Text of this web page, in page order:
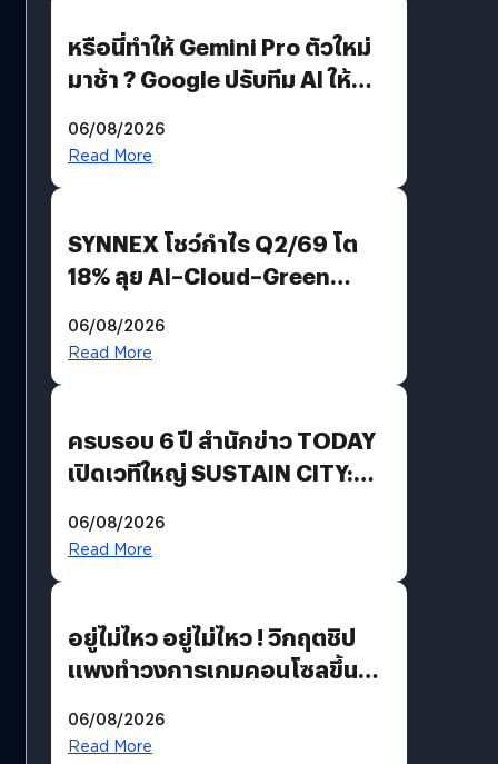
หรือนี่ทำให้ Gemini Pro ตัวใหม่
มาช้า ? Google ปรับทีม AI ให้
AGI
06/08/2026
Read More
SYNNEX โชว์กำไร Q2/69 โต
18% ลุย AI–Cloud–Green
Revenue เร่งเครื่อง New
06/08/2026
Read More
ครบรอบ 6 ปี สำนักข่าว TODAY
เปิดเวทีใหญ่ SUSTAIN CITY:
แนวทางปรับตัวสู่เศรษฐกิจสี
06/08/2026
Read More
อยู่ไม่ไหว อยู่ไม่ไหว ! วิกฤตชิป
แพงทำวงการเกมคอนโซลขึ้น
?
06/08/2026
Read More